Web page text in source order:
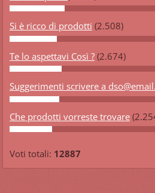
Si è ricco di prodotti (2.508)
Te lo aspettavi Così ? (2.674)
Suggerimenti scrivere a
Che prodotti vorreste trovare
Voti totali: 12887